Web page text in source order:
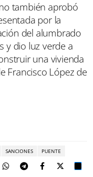
también aprobó
por la
del alumbrado
y dio luz verde a
una vivienda
Francisco López de
SANCIONES PUENTE